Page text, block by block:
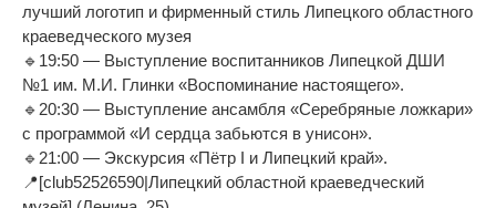
лучший логотип и фирменный стиль Липецкого областного
краеведческого музея
🔹19:50 — Выступление воспитанников Липецкой ДШИ
№1 им. М.И. Глинки «Воспоминание настоящего».
🔹20:30 — Выступление ансамбля «Серебряные ложкари»
с программой «И сердца забьются в унисон».
🔹21:00 — Экскурсия «Пётр I и Липецкий край».
📍[club52526590|Липецкий областной краеведческий